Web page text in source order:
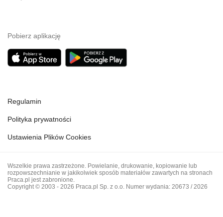
Pobierz aplikację
Regulamin
Polityka prywatności
Ustawienia Plików Cookies
Wszelkie prawa zastrzeżone. Powielanie, drukowanie, kopiowanie lub
rozpowszechnianie w jakikolwiek sposób materiałów zawartych na stronach
Praca.pl jest zabronione.
Copyright © 2003 - 2026 Praca.pl Sp. z o.o. Numer wydania: 20673 / 2026